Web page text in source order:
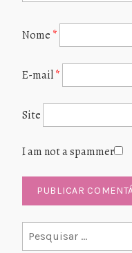
Nome *
E-mail*
Site
I am not a spammer
por: